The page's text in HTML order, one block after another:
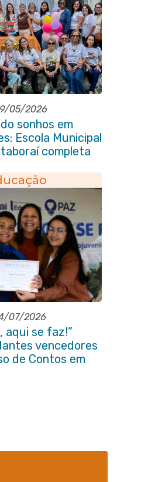
05/2026
sonhos em
Escola Municipal
completa
07/2026
aqui se faz!”
vencedores
de Contos em